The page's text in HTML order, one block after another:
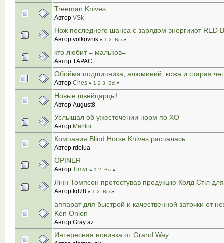
Treeman Knives
Автор VSk
Нож последнего шанса с зарядом энергииот RED
Автор volkovnik « 1 2 Всі »
кто любит = мальков=
Автор ТАРАС
Обойма подшипника, алюминий, кожа и старая
Автор Ches « 1 2 3 Всі »
Новые швейцарцы!
Автор August8
Услышал об ужесточении норм по ХО
Автор Mentor
Компания Blind Horse Knives распалась
Автор rdelua
OPINER
Автор Timyr « 1 2 Всі »
Лінн Томпсон протестував продукцію Колд Стіл
Автор kd78 « 1 2 Всі »
аппарат для быстрой и качественной заточки от
Ken Onion
Автор Gray az
Интересная новинка от Grand Way